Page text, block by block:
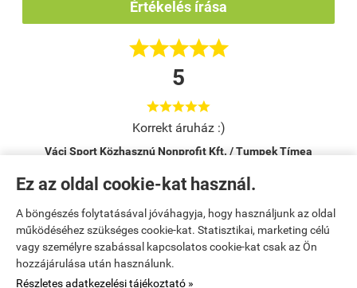
Ez az oldal cookie-kat használ.
A böngészés folytatásával jóváhagyja, hogy használjunk az oldal
működéséhez szükséges cookie-kat. Statisztikai, marketing célú
vagy személyre szabással kapcsolatos cookie-kat csak az Ön
hozzájárulása után használunk.
Részletes adatkezelési tájékoztató »
Értékelés írása

5

Korrekt áruház :)
Váci Sport Közhasznú Nonprofit Kft. / Tumpek Tímea
Kezdőlap|Regisztráció|Bemutatkozás|
Kosár tartalma, megrendelés|Elérhetőségek|Rendelési feltételek
Elállok a szerződéstől